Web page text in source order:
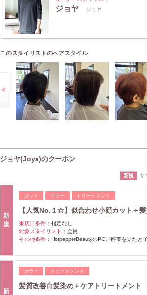
ジョヤ ジョヤ
このスタイリストのヘアスタイル
ジョヤ(Joya)のクーポン
新規 サ
新
規
カット カラー トリートメント
【人気No.１☆】似合わせ小顔カット＋
来店日条件： 指定なし
対象スタイリスト： 全員
その他条件： HotpepperBeautyのPC／携帯を見たと
新
カラー トリートメント
髪質改善白髪染め＋ケアトリートメント